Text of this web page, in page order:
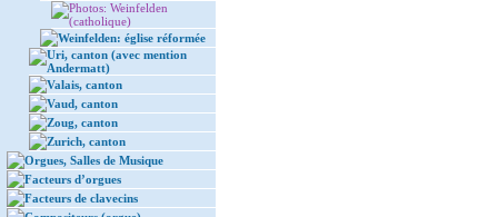
Photos: Weinfelden
(catholique)
Weinfelden: église réformée
Uri, canton (avec mention
Andermatt)
Valais, canton
Vaud, canton
Zoug, canton
Zurich, canton
Orgues, Salles de Musique
Facteurs d’orgues
Facteurs de clavecins